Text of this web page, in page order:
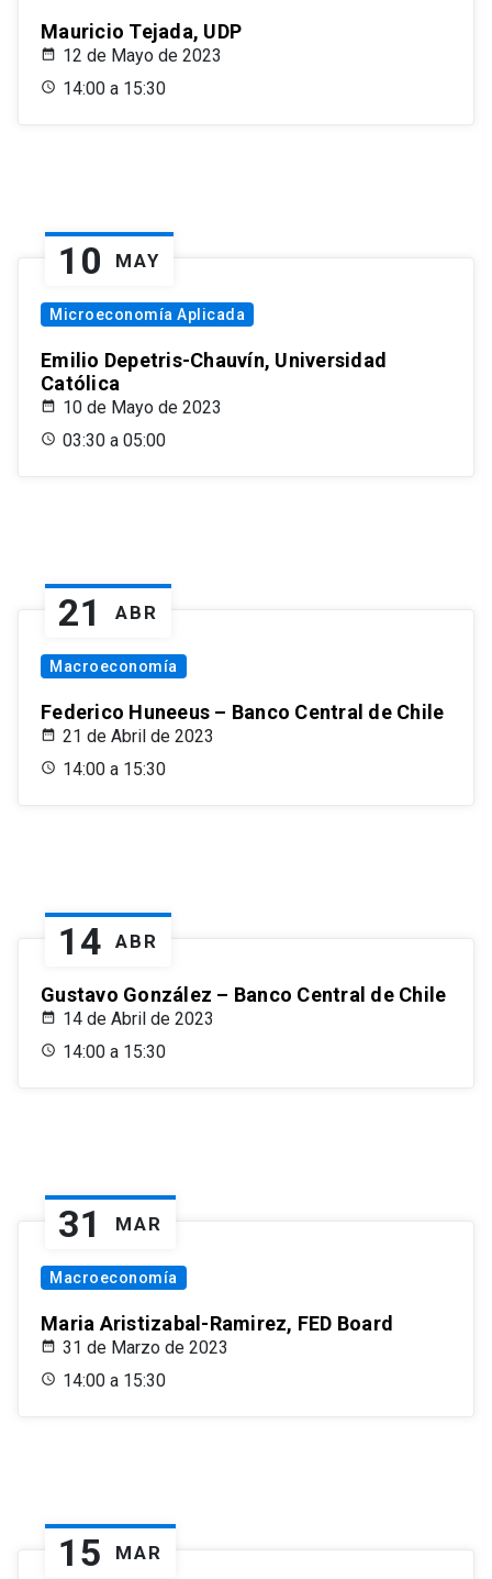
Mauricio Tejada, UDP
12 de Mayo de 2023
14:00 a 15:30
10 MAY
Microeconomía Aplicada
Emilio Depetris-Chauvín, Universidad
Católica
10 de Mayo de 2023
03:30 a 05:00
21 ABR
Macroeconomía
Federico Huneeus – Banco Central de Chile
21 de Abril de 2023
14:00 a 15:30
14 ABR
Gustavo González – Banco Central de Chile
14 de Abril de 2023
14:00 a 15:30
31 MAR
Macroeconomía
Maria Aristizabal-Ramirez, FED Board
31 de Marzo de 2023
14:00 a 15:30
15 MAR